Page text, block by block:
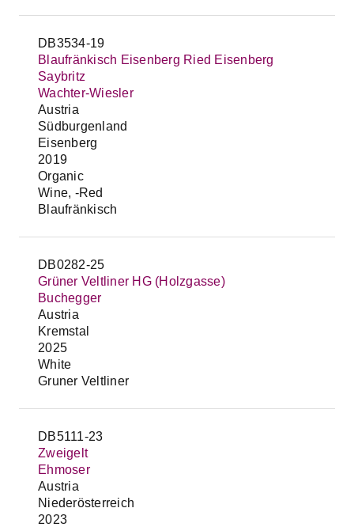
DB3534-19
Blaufränkisch Eisenberg Ried Eisenberg
Saybritz
Wachter-Wiesler
Austria
Südburgenland
Eisenberg
2019
Organic
Wine, -Red
Blaufränkisch
DB0282-25
Grüner Veltliner HG (Holzgasse)
Buchegger
Austria
Kremstal
2025
White
Gruner Veltliner
DB5111-23
Zweigelt
Ehmoser
Austria
Niederösterreich
2023